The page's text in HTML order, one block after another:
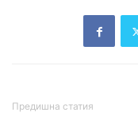
Предишна статия